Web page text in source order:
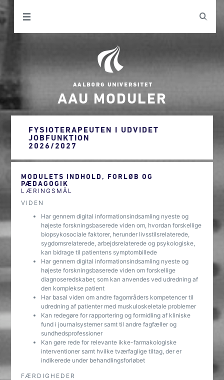
AAU MODULER
FYSIOTERAPEUTEN I UDVIDET
JOBFUNKTION
2026/2027
MODULETS INDHOLD, FORLØB OG
PÆDAGOGIK
LÆRINGSMÅL
VIDEN
Har gennem digital informationsindsamling nyeste og
højeste forskningsbaserede viden om, hvordan forskellige
biopsykosociale faktorer, herunder livsstilsrelaterede,
sygdomsrelaterede, arbejdsrelaterede og psykologiske,
kan bidrage til patientens symptombillede
Har gennem digital informationsindsamling nyeste og
højeste forskningsbaserede viden om forskellige
diagnoseredskaber, som kan anvendes ved udredning af
den komplekse patient
Har basal viden om andre fagområders kompetencer til
udredning af patienter med muskuloskeletale problemer
Kan redegøre for rapportering og formidling af kliniske
fund i journalsystemer samt til andre fagfæller og
sundhedsprofessioner
Kan gøre rede for relevante ikke-farmakologiske
interventioner samt hvilke tværfaglige tiltag, der er
indikerede under behandlingsforløbet
FÆRDIGHEDER